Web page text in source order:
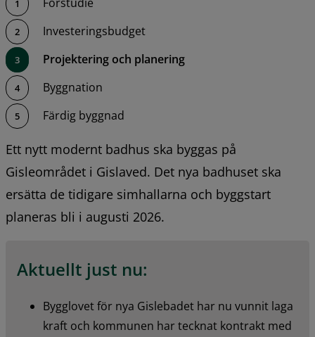
Investeringsbudget
Projektering och planering
Byggnation
Färdig byggnad
Ett nytt modernt badhus ska byggas på
Gisleområdet i Gislaved. Det nya badhuset ska
ersätta de tidigare simhallarna och byggstart
planeras bli i augusti 2026.
Aktuellt just nu:
Bygglovet för nya Gislebadet har nu vunnit laga
kraft och kommunen har tecknat kontrakt med